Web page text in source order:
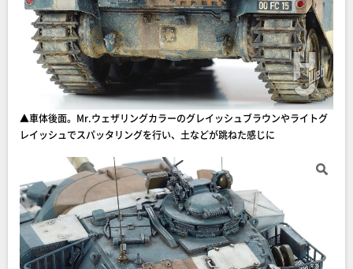
▲車体後面。Mr.ウェザリングカラーのグレイッシュブラウンやライトグ
レイッシュでスパッタリングを行い、土などが跳ねた感じに